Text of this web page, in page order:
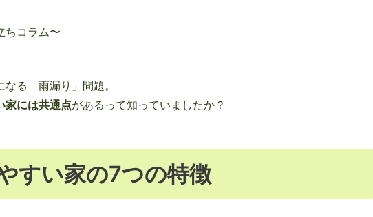
ちコラム〜
る「雨漏り」問題。
家には共通点があるって知っていましたか？
すい家の7つの特徴